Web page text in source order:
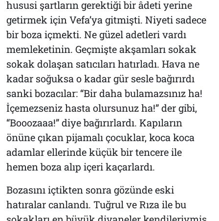
hususi şartların gerektiği bir âdeti yerine
getirmek için Vefa’ya gitmişti. Niyeti sadece
bir boza içmekti. Ne güzel adetleri vardı
memleketinin. Geçmişte akşamları sokak
sokak dolaşan satıcıları hatırladı. Hava ne
kadar soğuksa o kadar gür sesle bağırırdı
sanki bozacılar: “Bir daha bulamazsınız ha!
İçemezseniz hasta olursunuz ha!” der gibi,
“Booozaaa!” diye bağırırlardı. Kapıların
önüne çıkan pijamalı çocuklar, koca koca
adamlar ellerinde küçük bir tencere ile
hemen boza alıp içeri kaçarlardı.
Bozasını içtikten sonra gözünde eski
hatıralar canlandı. Tuğrul ve Rıza ile bu